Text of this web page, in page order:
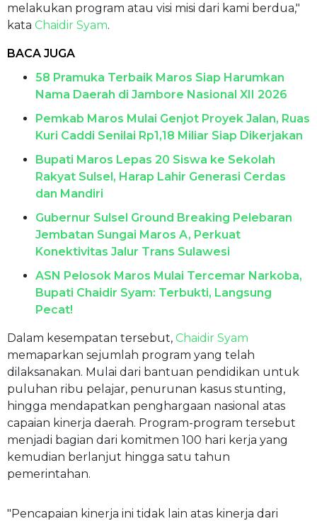
melakukan program atau visi misi dari kami berdua,"
kata Chaidir Syam.
BACA JUGA
58 Pramuka Terbaik Maros Siap Harumkan
Nama Daerah di Jambore Nasional XII 2026
Pemkab Maros Mulai Genjot Proyek Jalan, Ruas
Kuri Caddi Senilai Rp1,18 Miliar Siap Dikerjakan
Bupati Maros Lepas 20 Siswa ke Sekolah
Rakyat Sulsel, Harap Lahir Generasi Cerdas
dan Mandiri
Gubernur Sulsel Ground Breaking Pelebaran
Jembatan Sungai Maros A, Perkuat
Konektivitas Jalur Trans Sulawesi
ASN Pelosok Maros Mulai Tercemar Narkoba,
Bupati Chaidir Syam: Terbukti, Langsung
Pecat!
Dalam kesempatan tersebut, Chaidir Syam
memaparkan sejumlah program yang telah
dilaksanakan. Mulai dari bantuan pendidikan untuk
puluhan ribu pelajar, penurunan kasus stunting,
hingga mendapatkan penghargaan nasional atas
capaian kinerja daerah. Program-program tersebut
menjadi bagian dari komitmen 100 hari kerja yang
kemudian berlanjut hingga satu tahun
pemerintahan.
"Pencapaian kinerja ini tidak lain atas kinerja dari